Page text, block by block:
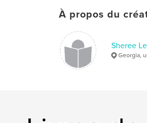
À propos du
Sheree
Georgia,